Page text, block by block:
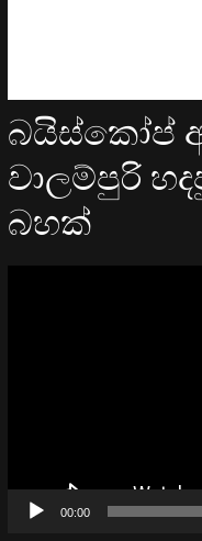
බයිස්කෝප්
වාලම්පුරි
බහක්
00:00